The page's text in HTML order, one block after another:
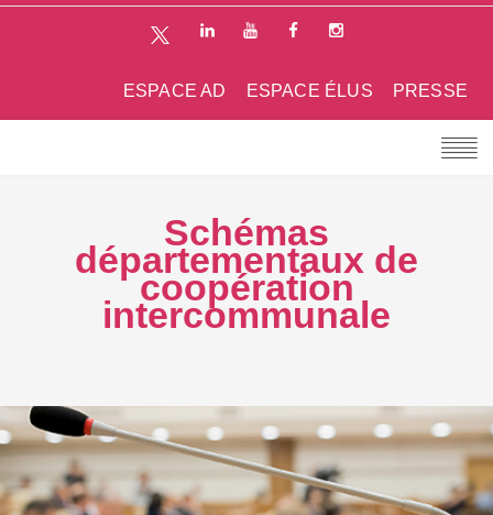
PRESSE
ESPACE ÉLUS
ESPACE AD
Schémas
départementaux de
coopération
intercommunale